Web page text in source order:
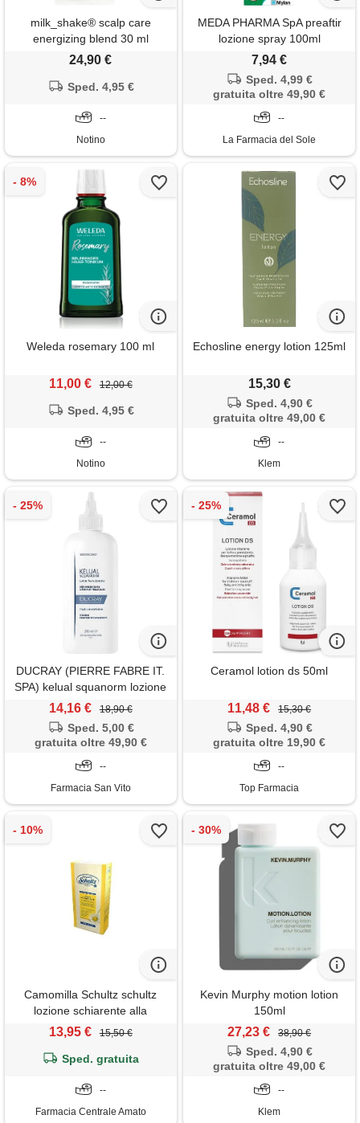
milk_shake® scalp care
energizing blend 30 ml
24,90 €
Sped. 4,95 €
--
Notino
MEDA PHARMA SpA preaftir
lozione spray 100ml
7,94 €
Sped. 4,99 €
gratuita oltre 49,90 €
--
La Farmacia del Sole
Weleda rosemary 100 ml
11,00 € 12,00 €
Sped. 4,95 €
--
Notino
Echosline energy lotion 125ml
15,30 €
Sped. 4,90 €
gratuita oltre 49,00 €
--
Klem
DUCRAY (PIERRE FABRE IT.
SPA) kelual squanorm lozione
200 ml - ducray - 989260892
14,16 € 18,90 €
Sped. 5,00 €
gratuita oltre 49,90 €
--
Farmacia San Vito
Ceramol lotion ds 50ml
11,48 € 15,30 €
Sped. 4,90 €
gratuita oltre 19,90 €
--
Top Farmacia
Camomilla Schultz schultz
lozione schiarente alla
camomilla per raggiungere
200 ml
13,95 € 15,50 €
Sped. gratuita
--
Farmacia Centrale Amato
Kevin Murphy motion lotion
150ml
27,23 € 38,90 €
Sped. 4,90 €
gratuita oltre 49,00 €
--
Klem